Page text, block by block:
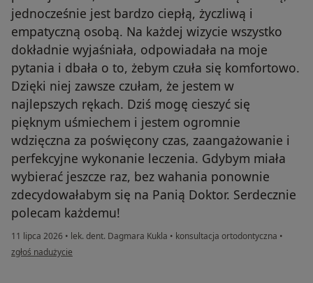
jednocześnie jest bardzo ciepłą, życzliwą i
empatyczną osobą. Na każdej wizycie wszystko
dokładnie wyjaśniała, odpowiadała na moje
pytania i dbała o to, żebym czuła się komfortowo.
Dzięki niej zawsze czułam, że jestem w
najlepszych rękach. Dziś mogę cieszyć się
pięknym uśmiechem i jestem ogromnie
wdzięczna za poświęcony czas, zaangażowanie i
perfekcyjne wykonanie leczenia. Gdybym miała
wybierać jeszcze raz, bez wahania ponownie
zdecydowałabym się na Panią Doktor. Serdecznie
polecam każdemu!
11 lipca 2026 • lek. dent. Dagmara Kukla • konsultacja ortodontyczna •
w opinii użytkownika Marta
zgłoś nadużycie